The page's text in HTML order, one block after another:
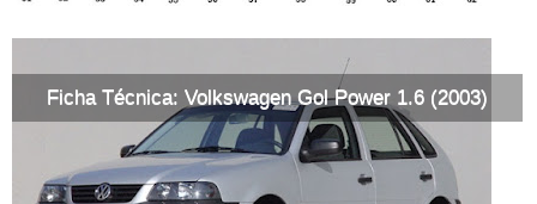
Ficha Técnica: Volkswagen Gol Power 1.6 (2003)